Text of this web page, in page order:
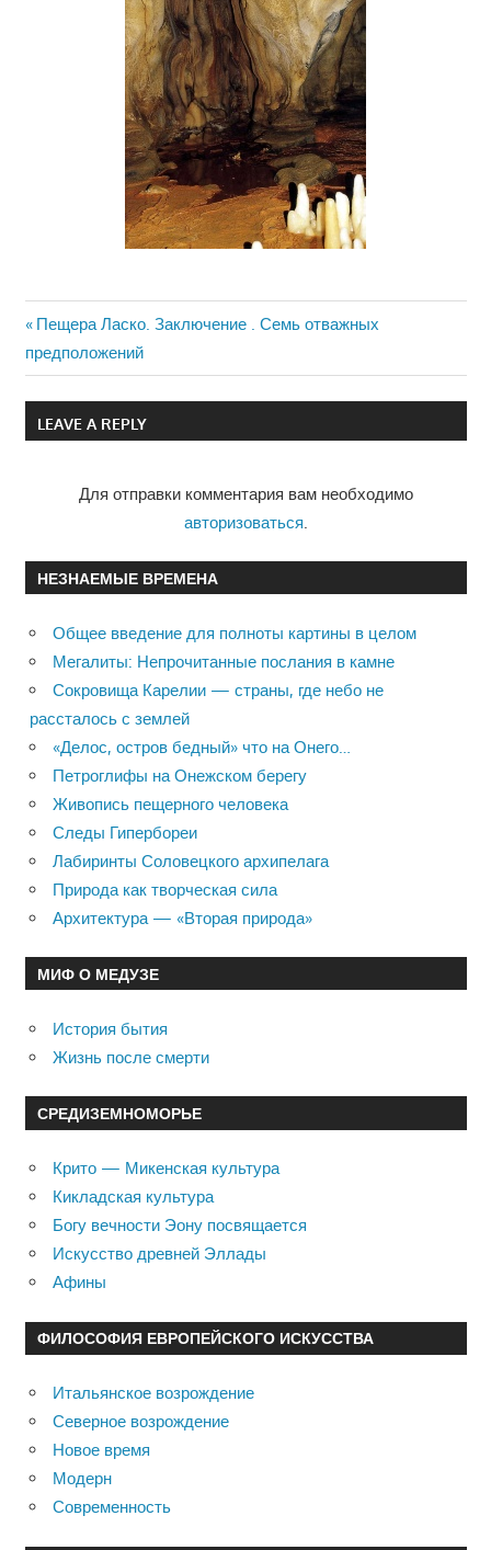
Навигация
по
записям
Previous
Post:
Пещера Ласко. Заключение . Семь отважных
предположений
LEAVE A REPLY
Для отправки комментария вам необходимо
авторизоваться
НЕЗНАЕМЫЕ ВРЕМЕНА
Общее введение для полноты картины в целом
Мегалиты: Непрочитанные послания в камне
Сокровища Карелии — страны, где небо не
рассталось с землей
«Делос, остров бедный» что на Онего…
Петроглифы на Онежском берегу
Живопись пещерного человека
Следы Гипербореи
Лабиринты Соловецкого архипелага
Природа как творческая сила
Архитектура — «Вторая природа»
МИФ О МЕДУЗЕ
История бытия
Жизнь после смерти
СРЕДИЗЕМНОМОРЬЕ
Крито — Микенская культура
Кикладская культура
Богу вечности Эону посвящается
Искусство древней Эллады
Афины
ФИЛОСОФИЯ ЕВРОПЕЙСКОГО ИСКУССТВА
Итальянское возрождение
Северное возрождение
Новое время
Модерн
Современность